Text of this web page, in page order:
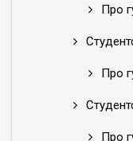
Про
Про
Про